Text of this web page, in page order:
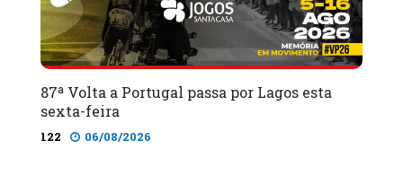
87ª Volta a Portugal passa por Lagos esta
sexta-feira
122 06/08/2026